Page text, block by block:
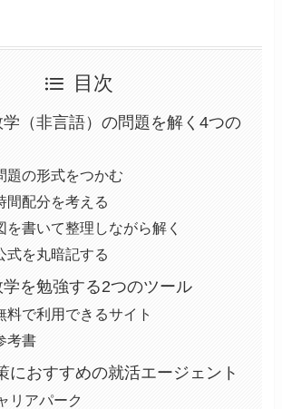
目次
学（非言語）の問題を解く4つの
題の形式をつかむ
間配分を考える
を書いて整理しながら解く
式を丸暗記する
学を勉強する2つのツール
料で利用できるサイト
考書
におすすめの就活エージェント
リアパーク